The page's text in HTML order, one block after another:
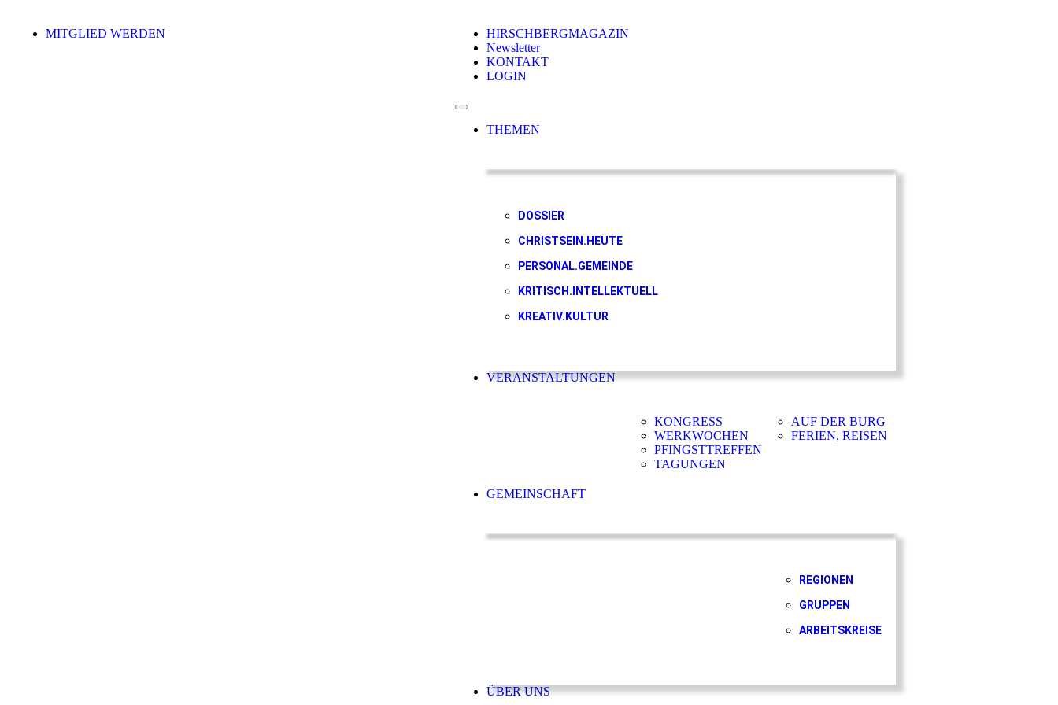
MITGLIED WERDEN
HIRSCHBERGMAGAZIN
Newsletter
KONTAKT
LOGIN
THEMEN
DOSSIER
CHRISTSEIN.HEUTE
PERSONAL.GEMEINDE
KRITISCH.INTELLEKTUELL
KREATIV.KULTUR
VERANSTALTUNGEN
KONGRESS
WERKWOCHEN
PFINGSTTREFFEN
TAGUNGEN
AUF DER BURG
FERIEN, REISEN
GEMEINSCHAFT
REGIONEN
GRUPPEN
ARBEITSKREISE
ÜBER UNS